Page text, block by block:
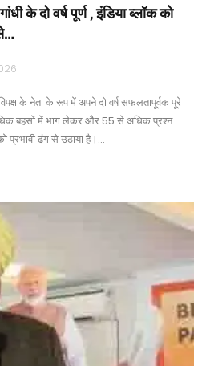
के दो वर्ष पूर्ण , इंडिया ब्लॉक को
के नेता के रूप में अपने दो वर्ष सफलतापूर्वक पूरे
बहसों में भाग लेकर और 55 से अधिक प्रश्न
प्रभावी ढंग से उठाया है।…